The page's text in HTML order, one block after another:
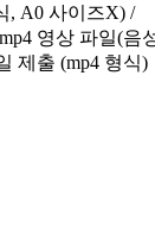
, A0 사이즈X) /
영상 파일(음
제출 (mp4 형식)